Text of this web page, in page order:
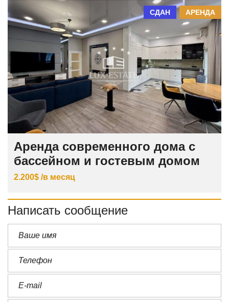
АРЕНДА
СДАН
Аренда современного дома с
бассейном и гостевым домом
2.200$ /в месяц
Написать сообщение